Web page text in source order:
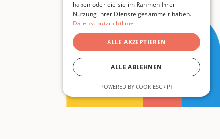
ISSN
haben oder die sie im Rahmen Ihrer
Nutzung ihrer Dienste gesammelt haben.
Datenschutzrichtlinie
ALLE AKZEPTIEREN
ALLE ABLEHNEN
POWERED BY COOKIESCRIPT